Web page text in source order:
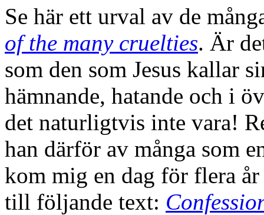
Se här ett urval av de
of the many cruelties. Är
som den som Jesus kallar
hämnande, hatande och i
det naturligtvis inte vara!
han därför av många som
kom mig en dag för flera
till följande text: